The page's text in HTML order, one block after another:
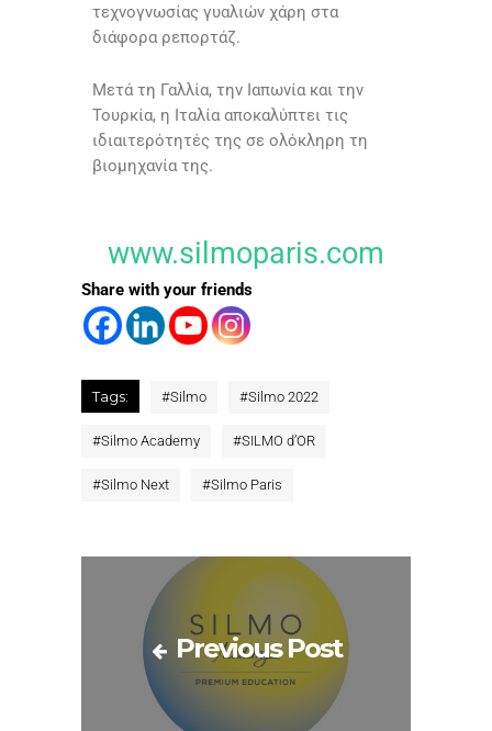
τεχνογνωσίας γυαλιών χάρη στα
διάφορα ρεπορτάζ.
Μετά τη Γαλλία, την Ιαπωνία και την
Τουρκία, η Ιταλία αποκαλύπτει τις
ιδιαιτερότητές της σε ολόκληρη τη
βιομηχανία της.
www.silmoparis.com
Share with your friends
Tags: #Silmo #Silmo 2022
#Silmo Academy #SILMO d’OR
#Silmo Next #Silmo Paris
Previous Post